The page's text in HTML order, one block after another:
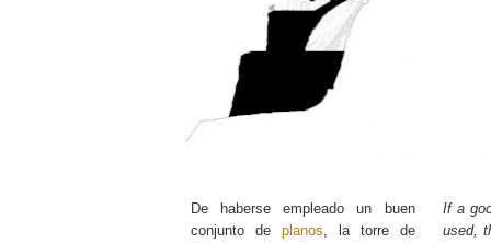
De haberse empleado un buen
conjunto de planos, la torre de
If a
used,